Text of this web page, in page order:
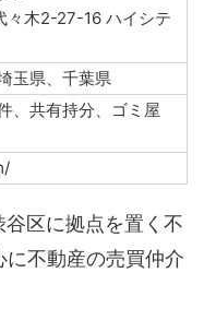
々木2-27-16 ハイシテ
玉県、千葉県
、共有持分、ゴミ屋
区に拠点を置く不
不動産の売買仲介